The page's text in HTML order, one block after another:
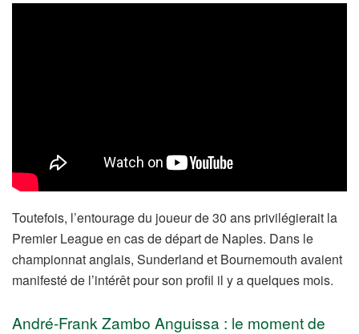
Toutefois, l’entourage du joueur de 30 ans privilégierait la
Premier League en cas de départ de Naples. Dans le
championnat anglais, Sunderland et Bournemouth avaient
manifesté de l’intérêt pour son profil il y a quelques mois.
André-Frank Zambo Anguissa : le moment de